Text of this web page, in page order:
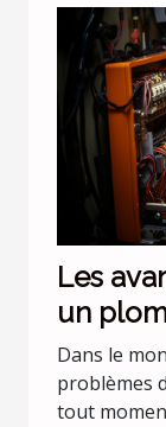
Les
un
pour
Dans le
problèmes
tout